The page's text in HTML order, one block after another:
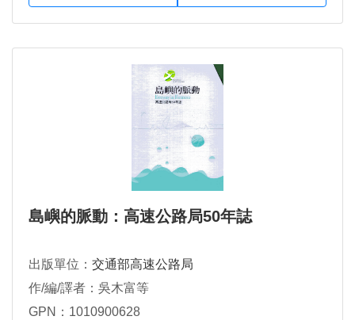
島嶼的脈動：高速公路局50年誌
出版單位： 交通部高速公路局
作/編/譯者：吳木富等
GPN：1010900628